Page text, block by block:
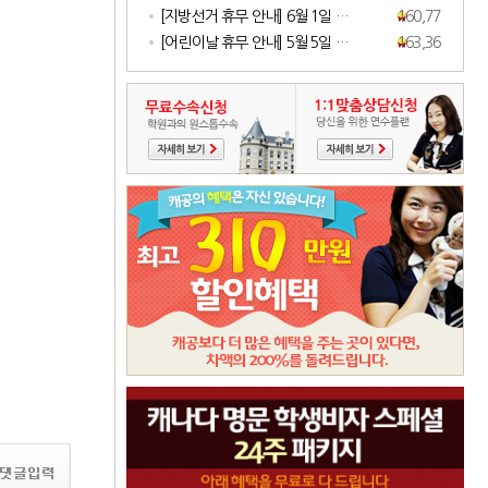
[지방선거 휴무 안내] 6월 1일 …
160,778
[어린이날 휴무 안내] 5월 5일 …
163,364